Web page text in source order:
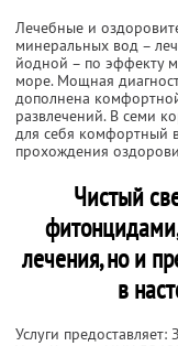
Лечебные и
минеральных вод –
йодной – по эффекту
море. Мощная
дополнена
развлечений. В семи
для себя комфортный
прохождения
Чистый
лечения, но и
в
Услуги